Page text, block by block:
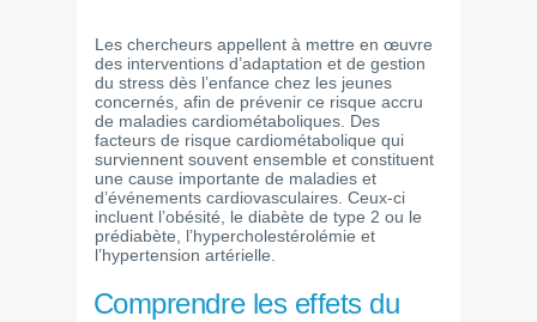
Les chercheurs appellent à mettre en œuvre
des interventions d’adaptation et de gestion
du stress dès l’enfance chez les jeunes
concernés, afin de prévenir ce risque accru
de maladies cardiométaboliques. Des
facteurs de risque cardiométabolique qui
surviennent souvent ensemble et constituent
une cause importante de maladies et
d’événements cardiovasculaires. Ceux-ci
incluent l’obésité, le diabète de type 2 ou le
prédiabète, l’hypercholestérolémie et
l’hypertension artérielle.
Comprendre les effets du